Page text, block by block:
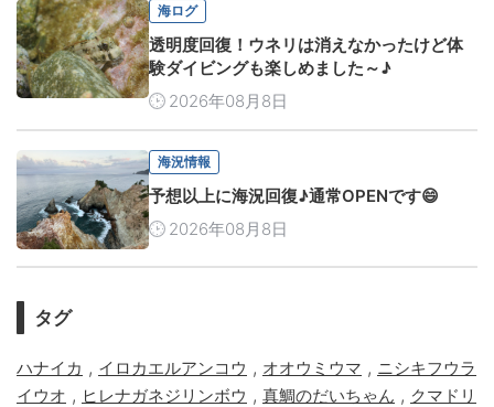
海ログ
透明度回復！ウネリは消えなかったけど体
験ダイビングも楽しめました～♪
2026年08月8日
海況情報
予想以上に海況回復♪通常OPENです😄
2026年08月8日
タグ
ハナイカ , イロカエルアンコウ , オオウミウマ , ニシキフウラ
イウオ , ヒレナガネジリンボウ , 真鯛のだいちゃん , クマドリ